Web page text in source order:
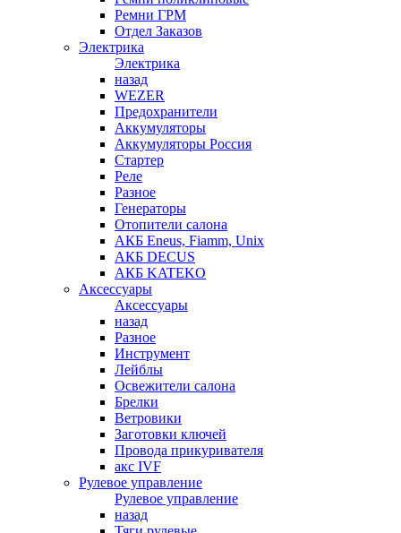
Ремни ГРМ
Отдел Заказов
Электрика
Электрика
назад
WEZER
Предохранители
Аккумуляторы
Аккумуляторы Россия
Стартер
Реле
Разное
Генераторы
Отопители салона
АКБ Eneus, Fiamm, Unix
АКБ DECUS
АКБ KATEKO
Аксессуары
Аксессуары
назад
Разное
Инструмент
Лейблы
Освежители салона
Брелки
Ветровики
Заготовки ключей
Провода прикуривателя
акс IVF
Рулевое управление
Рулевое управление
назад